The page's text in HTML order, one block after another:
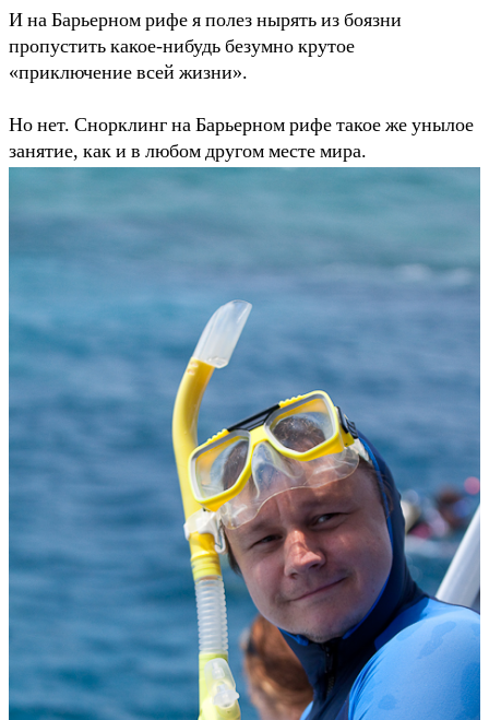
И на Барьерном рифе я полез нырять из боязни
пропустить какое-нибудь безумно крутое
«приключение всей жизни».
Но нет. Снорклинг на Барьерном рифе такое же унылое
занятие, как и в любом другом месте мира.